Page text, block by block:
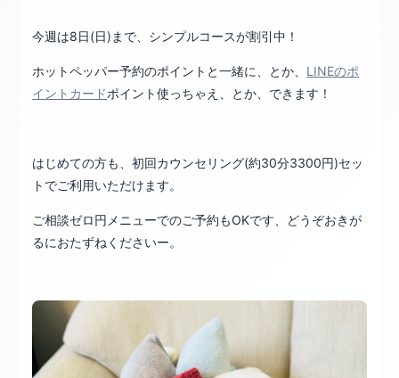
今週は8日(日)まで、シンプルコースが割引中！
ホットペッパー予約のポイントと一緒に、とか、 LINEのポ
イントカードポイント使っちゃえ、とか、できます！
はじめての方も、初回カウンセリング(約30分3300円)セッ
トでご利用いただけます。
ご相談ゼロ円メニューでのご予約もOKです、どうぞおきが
るにおたずねくださいー。